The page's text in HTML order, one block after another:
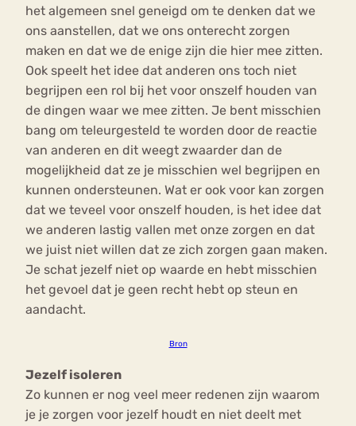
het algemeen snel geneigd om te denken dat we
ons aanstellen, dat we ons onterecht zorgen
maken en dat we de enige zijn die hier mee zitten.
Ook speelt het idee dat anderen ons toch niet
begrijpen een rol bij het voor onszelf houden van
de dingen waar we mee zitten. Je bent misschien
bang om teleurgesteld te worden door de reactie
van anderen en dit weegt zwaarder dan de
mogelijkheid dat ze je misschien wel begrijpen en
kunnen ondersteunen. Wat er ook voor kan zorgen
dat we teveel voor onszelf houden, is het idee dat
we anderen lastig vallen met onze zorgen en dat
we juist niet willen dat ze zich zorgen gaan maken.
Je schat jezelf niet op waarde en hebt misschien
het gevoel dat je geen recht hebt op steun en
aandacht.
Bron
Jezelf isoleren
Zo kunnen er nog veel meer redenen zijn waarom
je je zorgen voor jezelf houdt en niet deelt met